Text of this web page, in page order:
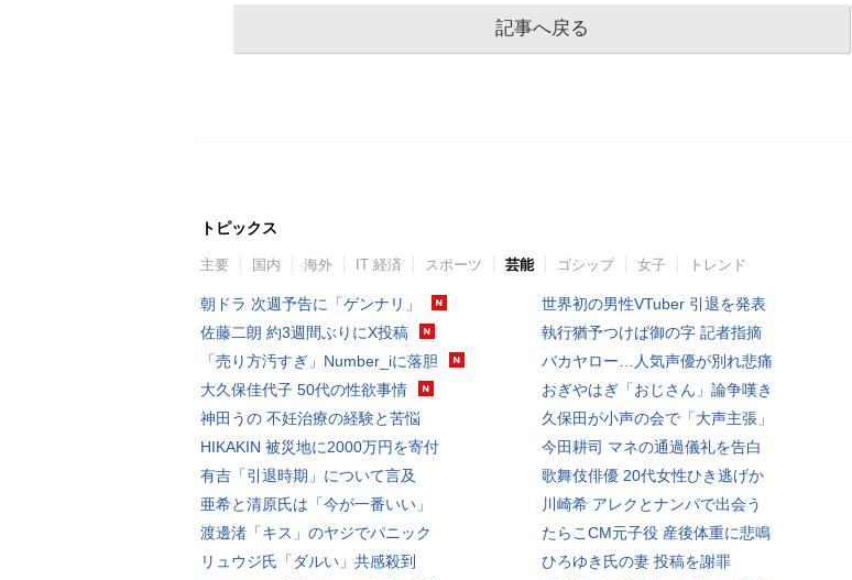
記事へ戻る
トピックス
主要 国内 海外 IT 経済 スポーツ 芸能 ゴシップ 女子 トレンド
朝ドラ 次週予告に「ゲンナリ」
佐藤二朗 約3週間ぶりにX投稿
「売り方汚すぎ」Number_iに落胆
大久保佳代子 50代の性欲事情
神田うの 不妊治療の経験と苦悩
HIKAKIN 被災地に2000万円を寄付
有吉「引退時期」について言及
亜希と清原氏は「今が一番いい」
渡邊渚「キス」のヤジでパニック
リュウジ氏「ダルい」共感殺到
世界初の男性VTuber 引退を発表
執行猶予つけば御の字 記者指摘
バカヤロー…人気声優が別れ悲痛
おぎやはぎ「おじさん」論争嘆き
久保田が小声の会で「大声主張」
今田耕司 マネの通過儀礼を告白
歌舞伎俳優 20代女性ひき逃げか
川崎希 アレクとナンパで出会う
たらこCM元子役 産後体重に悲鳴
ひろゆき氏の妻 投稿を謝罪